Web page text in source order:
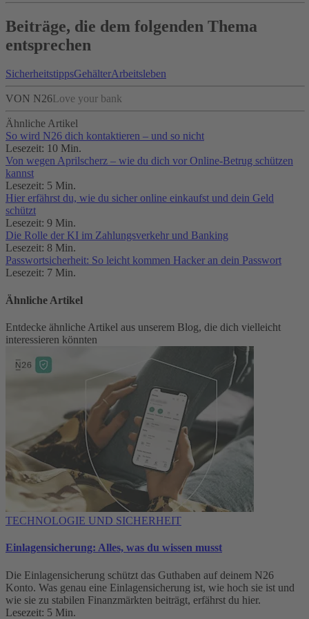
Beiträge, die dem folgenden Thema
entsprechen
SicherheitstippsGehälterArbeitsleben
VON N26 Love your bank
Ähnliche Artikel
So wird N26 dich kontaktieren – und so nicht
Lesezeit: 10 Min.
Von wegen Aprilscherz – wie du dich vor Online-Betrug schützen
kannst
Lesezeit: 5 Min.
Hier erfährst du, wie du sicher online einkaufst und dein Geld
schützt
Lesezeit: 9 Min.
Die Rolle der KI im Zahlungsverkehr und Banking
Lesezeit: 8 Min.
Passwortsicherheit: So leicht kommen Hacker an dein Passwort
Lesezeit: 7 Min.
Ähnliche Artikel
Entdecke ähnliche Artikel aus unserem Blog, die dich vielleicht
interessieren könnten
TECHNOLOGIE UND SICHERHEIT
Einlagensicherung: Alles, was du wissen musst
Die Einlagensicherung schützt das Guthaben auf deinem N26
Konto. Was genau eine Einlagensicherung ist, wie hoch sie ist und
wie sie zu stabilen Finanzmärkten beiträgt, erfährst du hier.
Lesezeit: 5 Min.